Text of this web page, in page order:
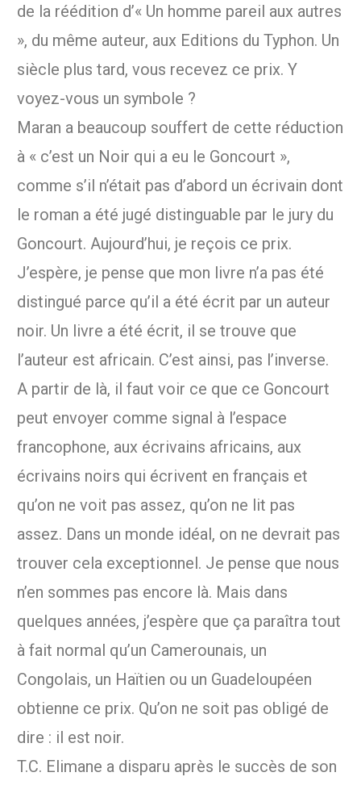
de la réédition d’« Un homme pareil aux autres
», du même auteur, aux Editions du Typhon. Un
siècle plus tard, vous recevez ce prix. Y
voyez-vous un symbole ?
Maran a beaucoup souffert de cette réduction
à « c’est un Noir qui a eu le Goncourt »,
comme s’il n’était pas d’abord un écrivain dont
le roman a été jugé distinguable par le jury du
Goncourt. Aujourd’hui, je reçois ce prix.
J’espère, je pense que mon livre n’a pas été
distingué parce qu’il a été écrit par un auteur
noir. Un livre a été écrit, il se trouve que
l’auteur est africain. C’est ainsi, pas l’inverse.
A partir de là, il faut voir ce que ce Goncourt
peut envoyer comme signal à l’espace
francophone, aux écrivains africains, aux
écrivains noirs qui écrivent en français et
qu’on ne voit pas assez, qu’on ne lit pas
assez. Dans un monde idéal, on ne devrait pas
trouver cela exceptionnel. Je pense que nous
n’en sommes pas encore là. Mais dans
quelques années, j’espère que ça paraîtra tout
à fait normal qu’un Camerounais, un
Congolais, un Haïtien ou un Guadeloupéen
obtienne ce prix. Qu’on ne soit pas obligé de
dire : il est noir.
T.C. Elimane a disparu après le succès de son